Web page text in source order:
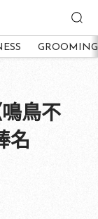
GROOMING
鳥不
名